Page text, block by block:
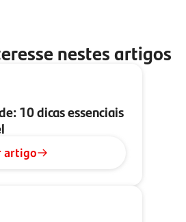
nestes artigos
10 dicas essenciais
artigo